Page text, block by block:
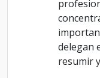
delegan
resumir